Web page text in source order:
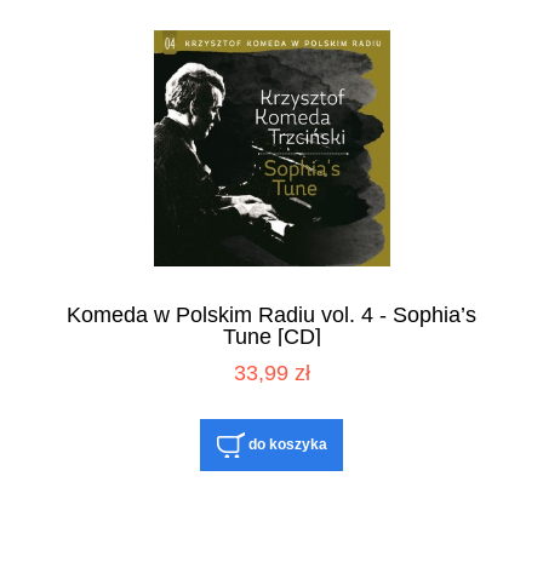
Komeda w Polskim Radiu vol. 4 - Sophia’s
Tune [CD]
33,99 zł
do koszyka